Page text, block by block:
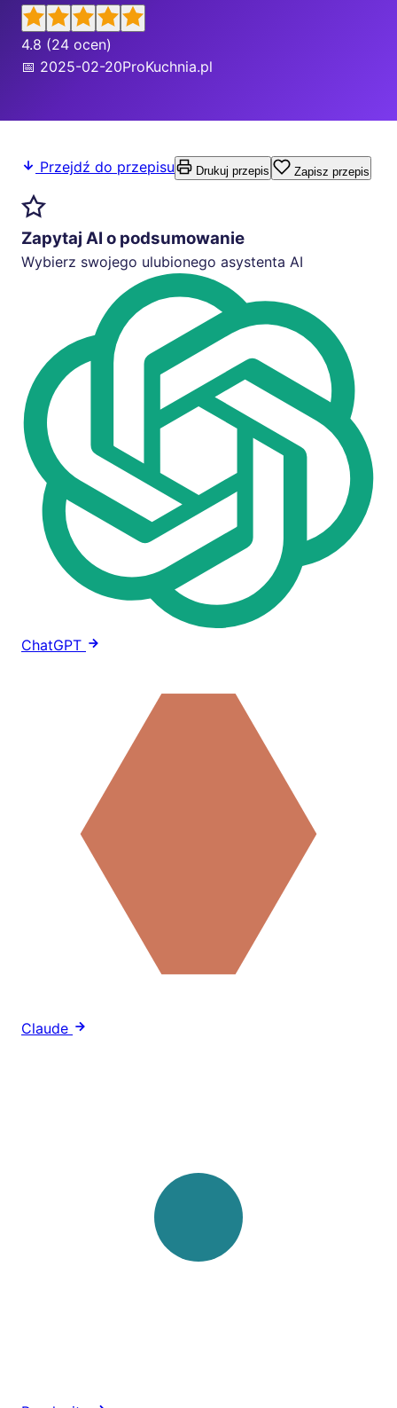
4.8 (24 ocen)
📅 2025-02-20ProKuchnia.pl
Przejdź do przepisu Drukuj przepis Zapisz przepis
Zapytaj AI o podsumowanie
Wybierz swojego ulubionego asystenta AI
ChatGPT
Claude